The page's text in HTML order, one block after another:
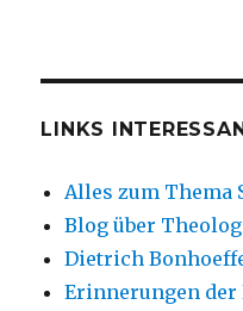
LINKS
Alles zum Thema
Blog über
Dietrich
Erinnerungen